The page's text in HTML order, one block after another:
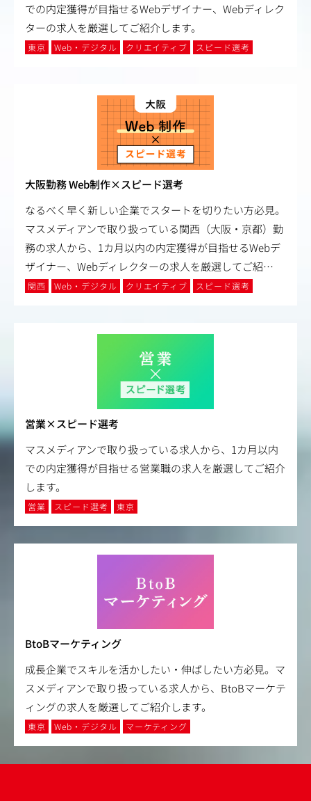
での内定獲得が目指せるWebデザイナー、Webディレク
ターの求人を厳選してご紹介します。
東京 Web・デジタル クリエイティブ スピード選考
大阪勤務 Web制作×スピード選考
なるべく早く新しい企業でスタートを切りたい方必見。
マスメディアンで取り扱っている関西（大阪・京都）勤
務の求人から、1カ月以内の内定獲得が目指せるWebデ
ザイナー、Webディレクターの求人を厳選してご紹…
関西 Web・デジタル クリエイティブ スピード選考
営業×スピード選考
マスメディアンで取り扱っている求人から、1カ月以内
での内定獲得が目指せる営業職の求人を厳選してご紹介
します。
営業 スピード選考 東京
BtoBマーケティング
成長企業でスキルを活かしたい・伸ばしたい方必見。マ
スメディアンで取り扱っている求人から、BtoBマーケテ
ィングの求人を厳選してご紹介します。
東京 Web・デジタル マーケティング